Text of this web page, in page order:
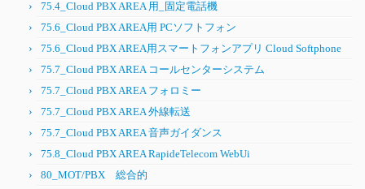
75.4_Cloud PBX AREA 用_固定電話機
75.6_Cloud PBX AREA用 PCソフトフォン
75.6_Cloud PBX AREA用スマートフォンアプリ Cloud Softphone
75.7_Cloud PBX AREA コールセンターシステム
75.7_Cloud PBX AREA フォロミー
75.7_Cloud PBX AREA 外線転送
75.7_Cloud PBX AREA 音声ガイダンス
75.8_Cloud PBX AREA RapideTelecom WebUi
80_MOT/PBX 総合的